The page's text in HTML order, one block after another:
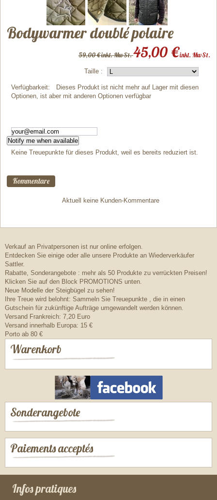
Bodywarmer doublé polaire
59,00 € inkl. MwSt.45,00 €inkl. MwSt.
Taille :
Verfügbarkeit:
Dieses Produkt ist nicht mehr auf Lager mit diesen
Optionen, ist aber mit anderen Optionen verfügbar
Notify me when available
Keine Treuepunkte für dieses Produkt, weil es bereits reduziert ist.
Kommentare
Aktuell keine Kunden-Kommentare
Verkauf an Privatpersonen ist nur online erfolgen.
Entdecken Sie einige oder alle unsere Produkte an Wiederverkäufer
Sattler.
Rabatte, Sonderangebote : mehr als 50 Produkte zu verrückten Preisen!
Klicken Sie auf den Block PROMOTIONS unten.
Neue Modelle der Steigbügel zu sehen!
Ihre Treue wird belohnt: Sammeln Sie Treuepunkte , die in einen
Gutschein für zukünftige Aufträge umgewandelt werden können.
Versand Frankreich: 7,20 Euro
Versand innerhalb Europa: 15 €
Porto ab 80 €
Warenkorb
Sonderangebote
Paiements acceptés
Infos pratiques